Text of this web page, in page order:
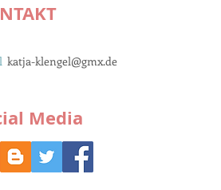
katja-klengel@gmx.de
Media